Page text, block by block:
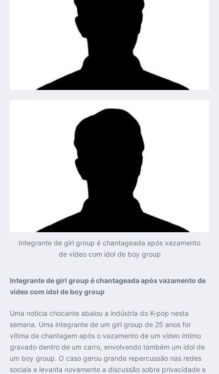
Integrante de girl group é chantageada após vazamento
de vídeo com idol de boy group
Integrante de girl group é chantageada após vazamento de
vídeo com idol de boy group
Uma notícia chocante abalou a indústria do K-pop nesta
semana. Uma integrante de um girl group de 25 anos foi
vítima de chantagem após o vazamento de um vídeo íntimo
gravado dentro de um carro, envolvendo também um idol de
um boy group. O caso gerou grande repercussão nas redes
sociais e levanta novamente a discussão sobre privacidade e